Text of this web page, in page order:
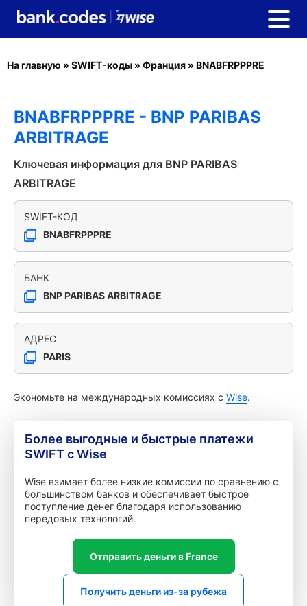
На главную » SWIFT-коды » Франция » BNABFRPPPRE
BNABFRPPPRE - BNP PARIBAS
ARBITRAGE
Ключевая информация для BNP PARIBAS
ARBITRAGE
SWIFT-КОД
BNABFRPPPRE
БАНК
BNP PARIBAS ARBITRAGE
АДРЕС
PARIS
Экономьте на международных комиссиях с Wise.
Более выгодные и быстрые платежи
SWIFT с Wise
Wise взимает более низкие комиссии по сравнению с
большинством банков и обеспечивает быстрое
поступление денег благодаря использованию
передовых технологий.
Отправить деньги в France
Получить деньги из-за рубежа